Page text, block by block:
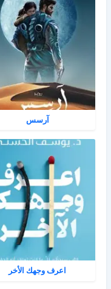
آرسس
اعرف وجهك الأخر